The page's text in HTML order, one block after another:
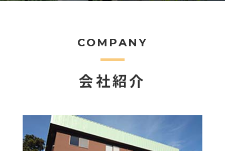
COMPANY
会社紹介